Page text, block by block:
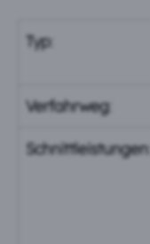
Typ:
Verfahrweg:
Schnittleistungen: